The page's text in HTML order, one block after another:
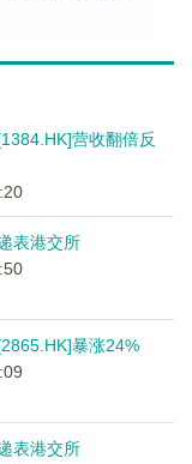
营收翻倍反
表港交所
暴涨24%
表港交所